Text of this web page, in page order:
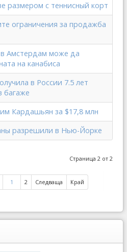
размером с теннисный корт
ограничения за продажба
в Амстердам може да
на канабиса
в России 7.5 лет
багаже
Кардашьян за $17,8 млн
разрешили в Нью-Йорке
Страница 2 от 2
1 2 Следваща Край